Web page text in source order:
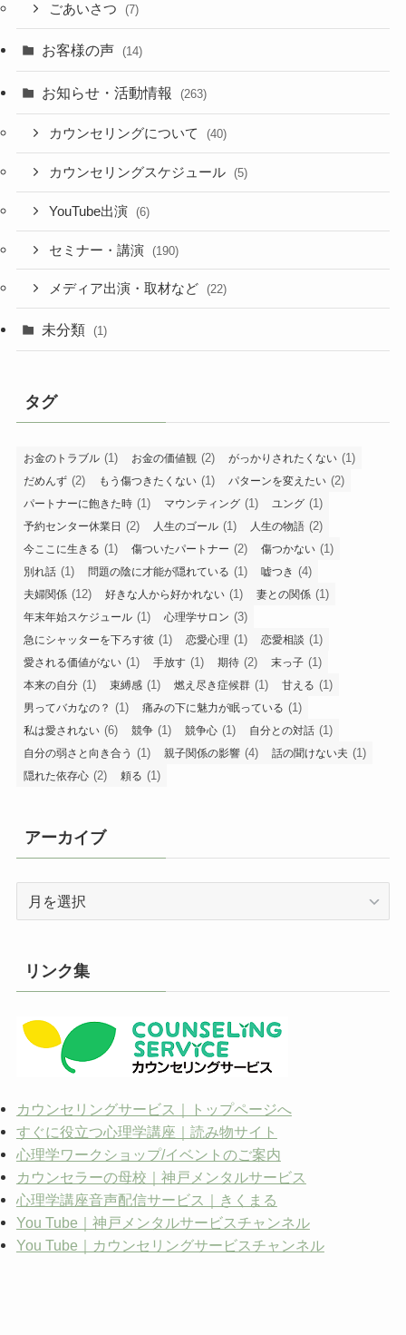
ごあいさつ (7)
お客様の声 (14)
お知らせ・活動情報 (263)
カウンセリングについて (40)
カウンセリングスケジュール (5)
YouTube出演 (6)
セミナー・講演 (190)
メディア出演・取材など (22)
未分類 (1)
タグ
お金のトラブル (1) お金の価値観 (2) がっかりされたくない (1)
だめんず (2) もう傷つきたくない (1) パターンを変えたい (2)
パートナーに飽きた時 (1) マウンティング (1) ユング (1)
予約センター休業日 (2) 人生のゴール (1) 人生の物語 (2)
今ここに生きる (1) 傷ついたパートナー (2) 傷つかない (1)
別れ話 (1) 問題の陰に才能が隠れている (1) 嘘つき (4)
夫婦関係 (12) 好きな人から好かれない (1) 妻との関係 (1)
年末年始スケジュール (1) 心理学サロン (3)
急にシャッターを下ろす彼 (1) 恋愛心理 (1) 恋愛相談 (1)
愛される価値がない (1) 手放す (1) 期待 (2) 末っ子 (1)
本来の自分 (1) 束縛感 (1) 燃え尽き症候群 (1) 甘える (1)
男ってバカなの？ (1) 痛みの下に魅力が眠っている (1)
私は愛されない (6) 競争 (1) 競争心 (1) 自分との対話 (1)
自分の弱さと向き合う (1) 親子関係の影響 (4) 話の聞けない夫 (1)
隠れた依存心 (2) 頼る (1)
アーカイブ
イ
リンク集
カウンセリングサービス｜トップページへ
すぐに役立つ心理学講座｜読み物サイト
心理学ワークショップ/イベントのご案内
カウンセラーの母校｜神戸メンタルサービス
心理学講座音声配信サービス｜きくまる
You Tube｜神戸メンタルサービスチャンネル
You Tube｜カウンセリングサービスチャンネル